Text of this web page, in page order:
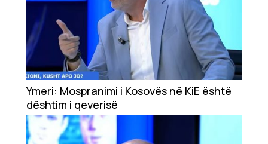
Ymeri: Mospranimi i Kosovës në KiE është
dështim i qeverisë